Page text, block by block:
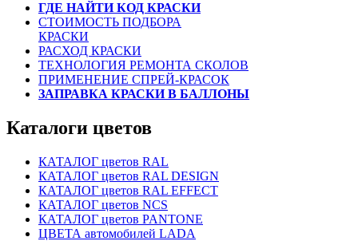
ГДЕ НАЙТИ КОД КРАСКИ
СТОИМОСТЬ ПОДБОРА
КРАСКИ
РАСХОД КРАСКИ
ТЕХНОЛОГИЯ РЕМОНТА СКОЛОВ
ПРИМЕНЕНИЕ СПРЕЙ-КРАСОК
ЗАПРАВКА КРАСКИ В БАЛЛОНЫ
Каталоги цветов
КАТАЛОГ цветов RAL
КАТАЛОГ цветов RAL DESIGN
КАТАЛОГ цветов RAL EFFECT
КАТАЛОГ цветов NCS
КАТАЛОГ цветов PANTONE
ЦВЕТА автомобилей LADA